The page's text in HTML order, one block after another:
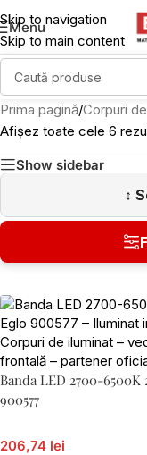
Skip to navigation
Skip to main content
Menu
Prima pagină/Corpuri
Afișez toate cele 6
Show sidebar
Banda LED 2700-6500K
900577
206,74 lei